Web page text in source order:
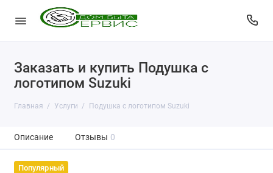
Заказать и купить Подушка с
логотипом Suzuki
Главная Услуги Подушка с логотипом Suzuki
Описание Отзывы 0
Популярный